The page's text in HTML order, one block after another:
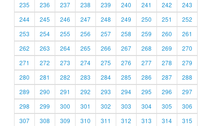
235
236 237 238 239 240 241 242
243
244
245 246 247 248 249 250 251
252
253
254 255 256 257 258 259 260
261
262
263 264 265 266 267 268 269
270
271
272 273 274 275 276 277 278
279
280
281 282 283 284 285 286 287
288
289
290 291 292 293 294 295 296
297
298
299 300 301 302 303 304 305
306
307
308 309 310 311 312 313 314 315